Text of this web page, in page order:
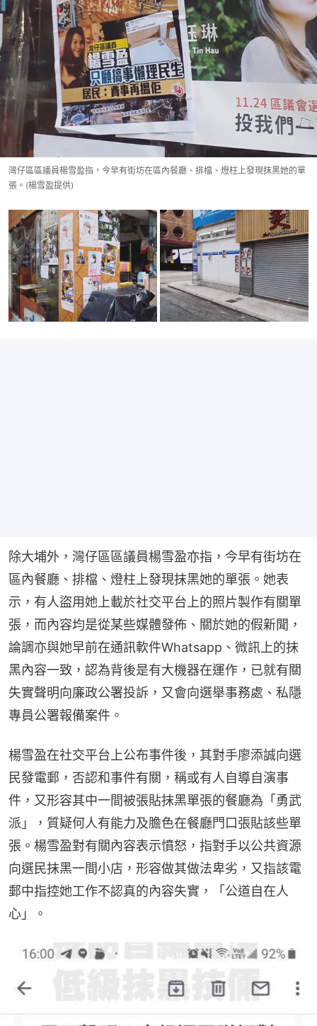
灣仔區區議員楊雪盈指，今早有街坊在區內餐廳、排檔、燈柱上發現抹黑她的單
張。(楊雪盈提供)
除大埔外，灣仔區區議員楊雪盈亦指，今早有街坊在
區內餐廳、排檔、燈柱上發現抹黑她的單張。她表
示，有人盜用她上載於社交平台上的照片製作有關單
張，而內容均是從某些媒體發佈、關於她的假新聞，
論調亦與她早前在通訊軟件Whatsapp、微訊上的抹
黑內容一致，認為背後是有大機器在運作，已就有關
失實聲明向廉政公署投訴，又會向選舉事務處、私隱
專員公署報備案件。
楊雪盈在社交平台上公布事件後，其對手廖添誠向選
民發電郵，否認和事件有關，稱或有人自導自演事
件，又形容其中一間被張貼抹黑單張的餐廳為「勇武
派」，質疑何人有能力及膽色在餐廳門口張貼該些單
張。楊雪盈對有關內容表示憤怒，指對手以公共資源
向選民抹黑一間小店，形容做其做法卑劣，又指該電
郵中指控她工作不認真的內容失實，「公道自在人
心」。